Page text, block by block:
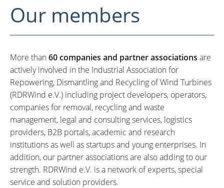
Our members
More than60 companies and partner associations are
actively involved in the Industrial Association for
Repowering, Dismantling and Recycling of Wind Turbines
(RDRWind e.V.) including project developers, operators,
companies for removal, recycling and waste
management, legal and consulting services, logistics
providers, B2B portals, academic and research
institutions as well as startups and young enterprises. In
addition, our partner associations are also adding to our
strength. RDRWind e.V. is a network of experts, special
service and solution providers.